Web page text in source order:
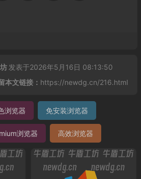
发表于2026年5月16日 08:13:50
本文链接： https://newdg.cn/216.html
浏览器 免安装浏览器
浏览器 高效浏览器